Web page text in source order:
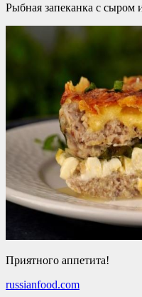
Рыбная запеканка с сыром
Приятного аппетита!
russianfood.com